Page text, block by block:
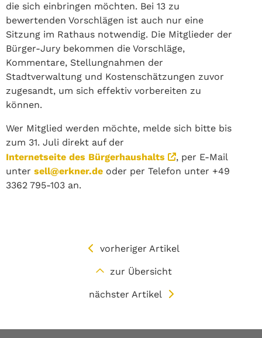
die sich einbringen möchten. Bei 13 zu
bewertenden Vorschlägen ist auch nur eine
Sitzung im Rathaus notwendig. Die Mitglieder der
Bürger-Jury bekommen die Vorschläge,
Kommentare, Stellungnahmen der
Stadtverwaltung und Kostenschätzungen zuvor
zugesandt, um sich effektiv vorbereiten zu
können.
Wer Mitglied werden möchte, melde sich bitte bis
zum 31. Juli direkt auf der
Internetseite des Bürgerhaushalts
, per E-Mail
unter sell@erkner.de oder per Telefon unter +49
3362 795-103 an.
vorheriger Artikel
zur Übersicht
nächster Artikel